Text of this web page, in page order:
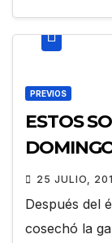
PREVIOS
ESTOS
25 JULIO,
Después del
cosechó la